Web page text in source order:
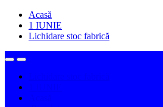
Acasă
1 IUNIE
Lichidare stoc fabrică